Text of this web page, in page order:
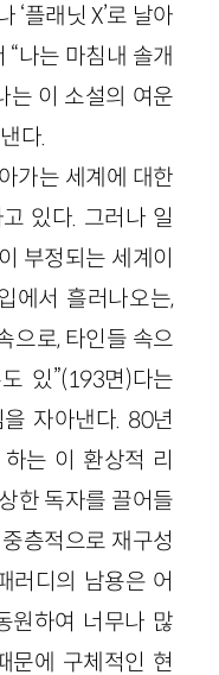
‘플래닛 X’로 날아
나는 마침내 솔개
는 이 소설의 여운
다.
가는 세계에 대한
있다. 그러나 일
부정되는 세계이
에서 흘러나오는,
으로, 타인들 속으
있”(193면)다는
자아낸다. 80년
는 이 환상적 리
한 독자를 끌어들
층적으로 재구성
러디의 남용은 어
원하여 너무나 많
문에 구체적인 현